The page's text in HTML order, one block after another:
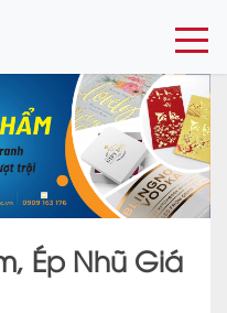
Ép Nhũ Giá